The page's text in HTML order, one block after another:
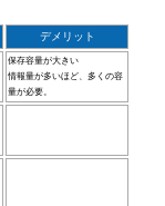
デメリット
保存容量が大きい
情報量が多いほど、多くの容
量が必要。